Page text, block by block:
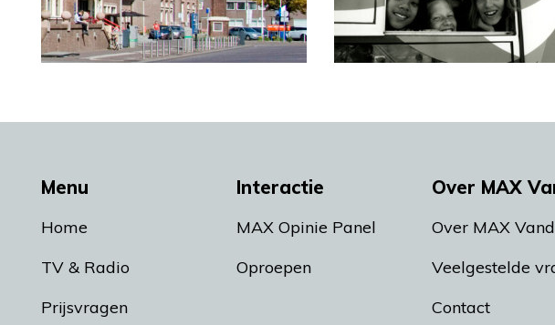
Menu
Home
TV & Radio
Prijsvragen
Interactie
MAX Opinie Panel
Oproepen
Over MAX
Over MAX
Veelgestelde
Contact